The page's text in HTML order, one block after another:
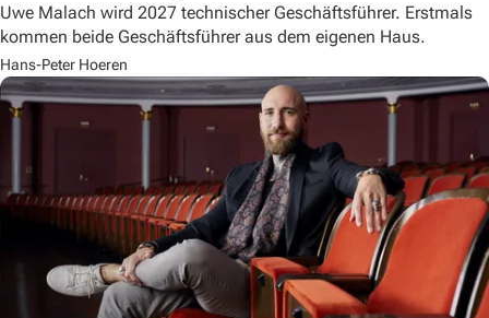
Uwe Malach wird 2027 technischer Geschäftsführer. Erstmals
kommen beide Geschäftsführer aus dem eigenen Haus.
Hans-Peter Hoeren